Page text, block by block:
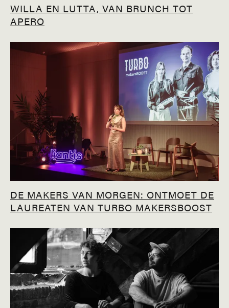
WILLA EN LUTTA, VAN BRUNCH TOT
APERO
DE MAKERS VAN MORGEN: ONTMOET DE
LAUREATEN VAN TURBO MAKERSBOOST